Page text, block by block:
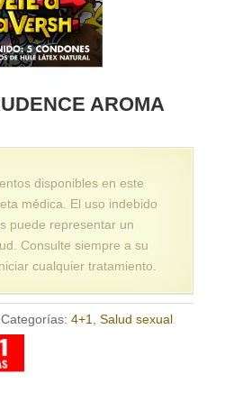
AROMA
disponibles en este
médica. El uso indebido
puede representar un
Consulte siempre a su
cualquier tratamiento.
Categorías: 4+1, Salud sexual